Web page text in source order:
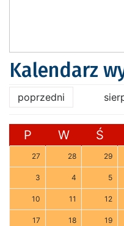
Kalendarz
poprzedni
P W Ś
27 28 29
3 4 5
10 11 12
17 18 19